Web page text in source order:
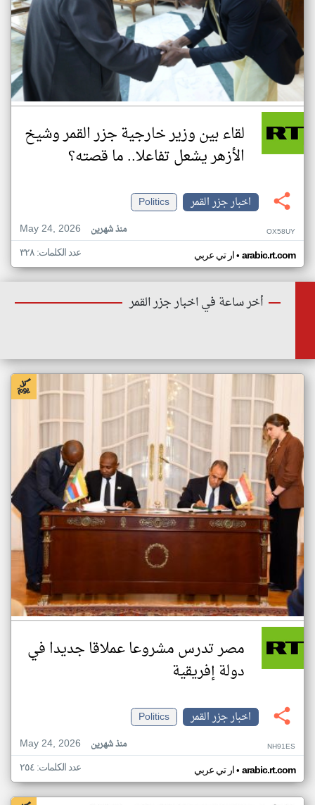
لقاء بين وزير خارجية جزر القمر وشيخ
الأزهر يشعل تفاعلا.. ما قصته؟
اخبار جزر القمر
Politics
May 24, 2026
منذ شهرين OX58UY
ار تي عربي• arabic.rt.com عدد الكلمات: ٣٢٨
أخر ساعة في اخبار جزر القمر
مصر تدرس مشروعا عملاقا جديدا في
دولة إفريقية
اخبار جزر القمر
Politics
May 24, 2026
منذ شهرين NH91ES
ار تي عربي• arabic.rt.com عدد الكلمات: ٢٥٤